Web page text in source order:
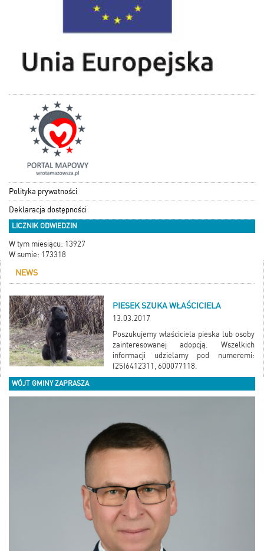
Polityka prywatności
Deklaracja dostępności
LICZNIK ODWIEDZIN
W tym miesiącu: 13927
W sumie: 173318
NEWS
PIESEK SZUKA WŁAŚCICIELA
13.03.2017
Poszukujemy właściciela pieska lub osoby
zainteresowanej adopcją. Wszelkich
informacji udzielamy pod numeremi:
(25)6412311, 600077118.
WÓJT GMINY ZAPRASZA